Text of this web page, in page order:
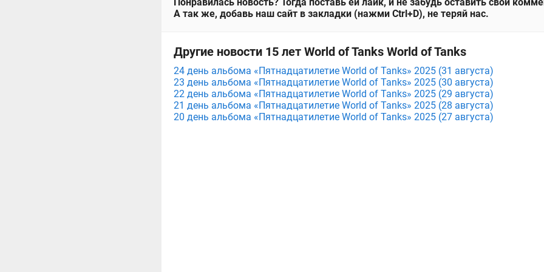
А так же, добавь наш сайт в закладки (нажми Ctrl+D), не теряй нас.
Другие новости 15 лет World of Tanks World of Tanks
24 день альбома «Пятнадцатилетие World of Tanks» 2025 (31 августа)
23 день альбома «Пятнадцатилетие World of Tanks» 2025 (30 августа)
22 день альбома «Пятнадцатилетие World of Tanks» 2025 (29 августа)
21 день альбома «Пятнадцатилетие World of Tanks» 2025 (28 августа)
20 день альбома «Пятнадцатилетие World of Tanks» 2025 (27 августа)